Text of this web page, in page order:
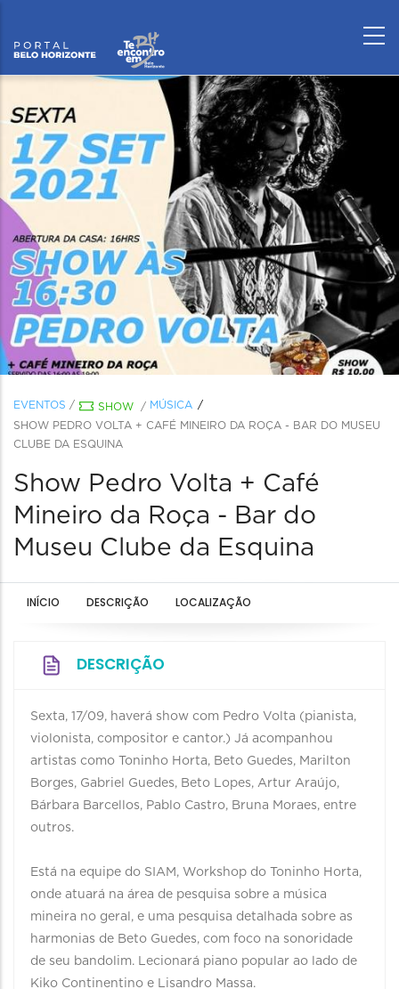
EVENTOS / SHOW / MÚSICA
SHOW PEDRO VOLTA + CAFÉ MINEIRO DA ROÇA - BAR DO MUSEU
CLUBE DA ESQUINA
Show Pedro Volta + Café
Mineiro da Roça - Bar do
Museu Clube da Esquina
INÍCIO DESCRIÇÃO LOCALIZAÇÃO
DESCRIÇÃO
Sexta, 17/09, haverá show com Pedro Volta (pianista,
violonista, compositor e cantor.) Já acompanhou
artistas como Toninho Horta, Beto Guedes, Marilton
Borges, Gabriel Guedes, Beto Lopes, Artur Araújo,
Bárbara Barcellos, Pablo Castro, Bruna Moraes, entre
outros.
Está na equipe do SIAM, Workshop do Toninho Horta,
onde atuará na área de pesquisa sobre a música
mineira no geral, e uma pesquisa detalhada sobre as
harmonias de Beto Guedes, com foco na sonoridade
de seu bandolim. Lecionará piano popular ao lado de
Kiko Continentino e Lisandro Massa.